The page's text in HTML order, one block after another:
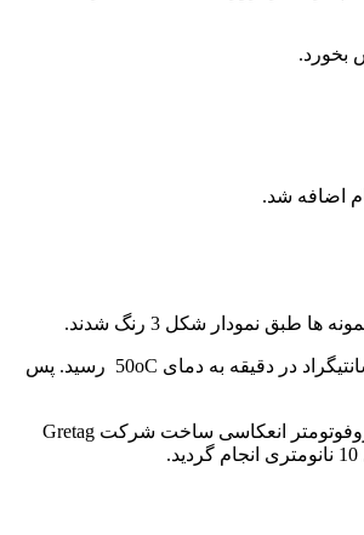
در ابتدای فرآيند رنگ كردن اجازه داده شد تا دمای حمام مافوق صوت به دمای 40oC برسد، سپس نمونه وارد حمام شده و بمدت 10 دقيقه با شيب خطی يک درجه سانتيگراد در دقيقه به دمای 50oC رسيد. پس
پس از عمليات رنگ كردن، كالا خشک شده و مختصات رنگي آن تحت سيستم CIELAB محاسبه شد. اندازه گيری مقادير انعكاس توسط دستگاه اسپكتروفوتومتر انعكاسی ساخت شركت Gretag